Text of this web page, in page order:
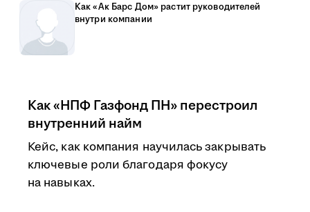
Как «Ак Барс Дом» растит руководителей
внутри компании
Как «НПФ Газфонд ПН» перестроил
внутренний найм
Кейс, как компания научилась закрывать
ключевые роли благодаря фокусу
на навыках.